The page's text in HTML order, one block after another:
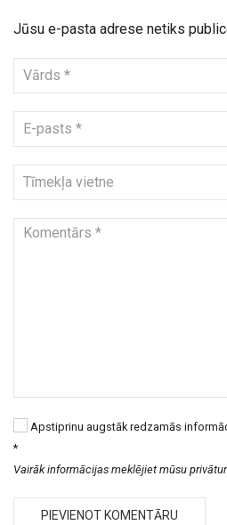
Jūsu e-pasta adrese netiks
Apstiprinu augstāk redzamās
*
Vairāk informācijas meklējiet mūsu